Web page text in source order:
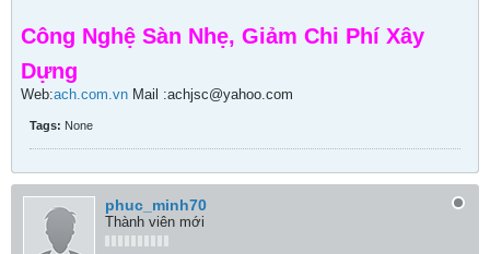
Công Nghệ Sàn Nhẹ, Giảm Chi Phí Xây
Dựng
Web:ach.com.vn Mail :achjsc@yahoo.com
Tags: None
phuc_minh70
Thành viên mới